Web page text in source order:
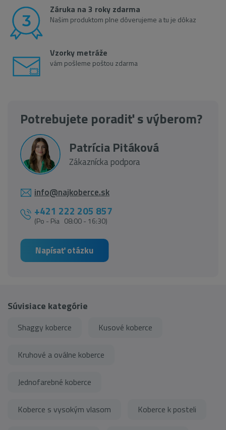
Záruka na 3 roky zdarma
Našim produktom plne dôverujeme a tu je dôkaz
Vzorky metráže
vám pošleme poštou zdarma
Potrebujete poradiť s výberom?
Patrícia Pitáková
Zákaznícka podpora
info@najkoberce.sk
+421 222 205 857
(Po - Pia 08:00 - 16:30)
Napísať otázku
Súvisiace kategórie
Shaggy koberce Kusové koberce
Kruhové a oválne koberce
Jednofarebné koberce
Koberce s vysokým vlasom Koberce k posteli